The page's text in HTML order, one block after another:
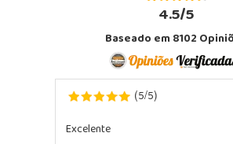
4.5/5
Baseado em 8102
(5/5)
Excelente